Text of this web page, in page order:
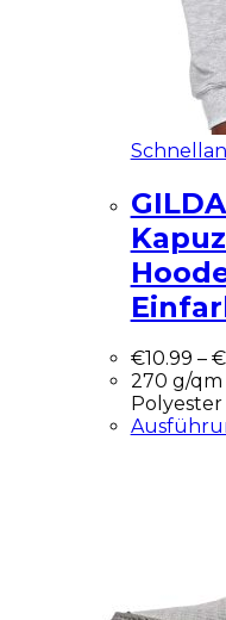
€10.99 – €
270 g/qm